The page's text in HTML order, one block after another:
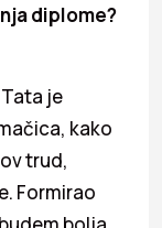
diplome?
je
kako
trud,
Formirao